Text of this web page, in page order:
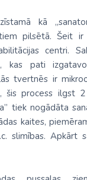
kā
pilsētā. Šeit ir
centri.
kas pati
tvertnēs ir
šis process ilgst
tiek nogādāta
kaites,
slimības. Apkārt